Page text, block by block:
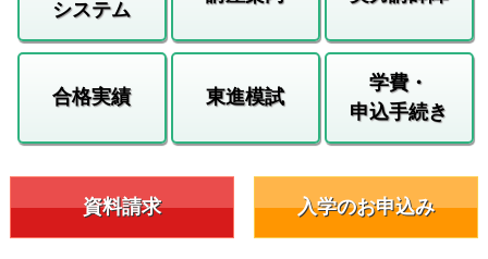
システム
合格実績 東進模試
学費・
申込手続き
資料請求 入学のお申込み